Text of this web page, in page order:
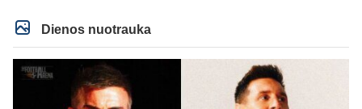
Dienos nuotrauka